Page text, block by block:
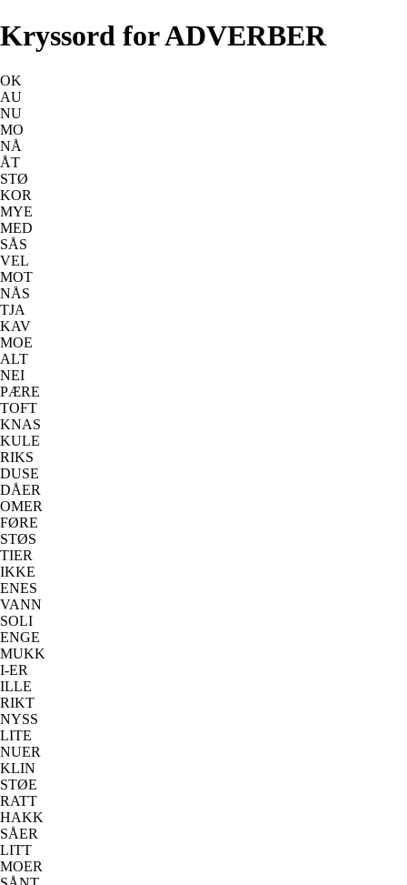
Kryssord for ADVERBER
OK
AU
NU
MO
NÅ
ÅT
STØ
KOR
MYE
MED
SÅS
VEL
MOT
NÅS
TJA
KAV
MOE
ALT
NEI
PÆRE
TOFT
KNAS
KULE
RIKS
DUSE
DÅER
OMER
FØRE
STØS
TIER
IKKE
ENES
VANN
SOLI
ENGE
MUKK
I-ER
ILLE
RIKT
NYSS
LITE
NUER
KLIN
STØE
RATT
HAKK
SÅER
LITT
MOER